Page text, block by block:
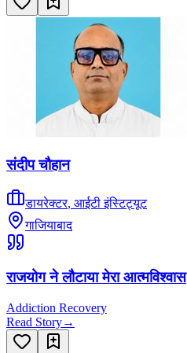
संदीप चौहान
डायरेक्टर, आईटी इंस्टिट्यूट
गाजियाबाद
राजयोग ने लौटाया मेरा आत्मविश्वास
Addiction Recovery
Read Story→